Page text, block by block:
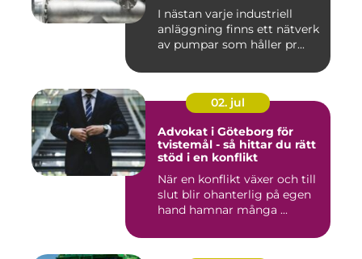
I nästan varje industriell
anläggning finns ett nätverk
av pumpar som håller pr...
02. jul
Advokat i Göteborg för
tvistemål - så hittar du rätt
stöd i en konflikt
När en konflikt växer och till
slut blir ohanterlig på egen
hand hamnar många ...